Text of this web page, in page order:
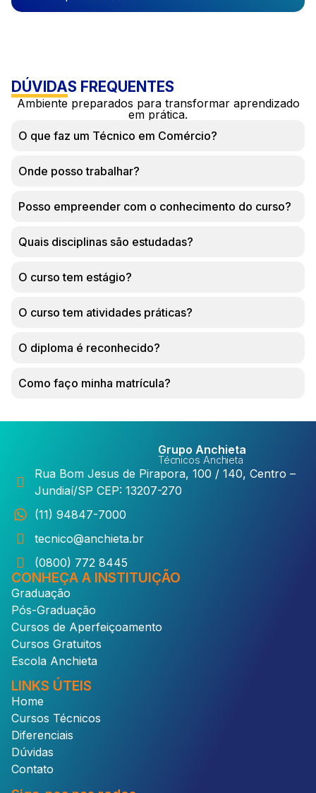
DÚVIDAS FREQUENTES
Ambiente preparados para transformar aprendizado
em prática.
O que faz um Técnico em Comércio?
Onde posso trabalhar?
Posso empreender com o conhecimento do curso?
Quais disciplinas são estudadas?
O curso tem estágio?
O curso tem atividades práticas?
O diploma é reconhecido?
Como faço minha matrícula?
Grupo Anchieta
Técnicos Anchieta
Rua Bom Jesus de Pirapora, 100 / 140, Centro –
Jundiaí/SP CEP: 13207-270
(11) 94847-7000
tecnico@anchieta.br
(0800) 772 8445
CONHEÇA A INSTITUIÇÃO
Graduação
Pós-Graduação
Cursos de Aperfeiçoamento
Cursos Gratuitos
Escola Anchieta
LINKS ÚTEIS
Home
Cursos Técnicos
Diferenciais
Dúvidas
Contato